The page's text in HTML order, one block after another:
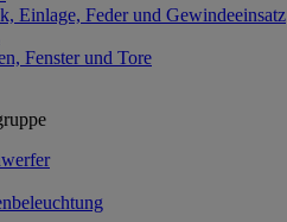
Einlage, Feder und Gewindeeinsatz
Fenster und Tore